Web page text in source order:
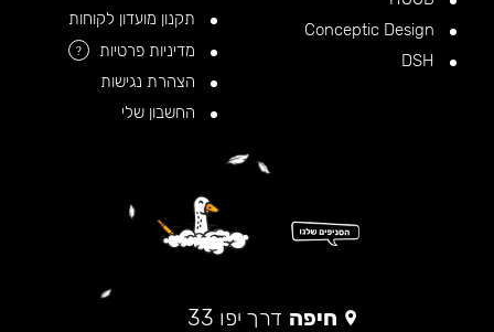
תקנון מועדון לקוחות
מדיניות פרטיות
?
הצהרת נגישות
החשבון שלי
חיפה דרך יפו 33